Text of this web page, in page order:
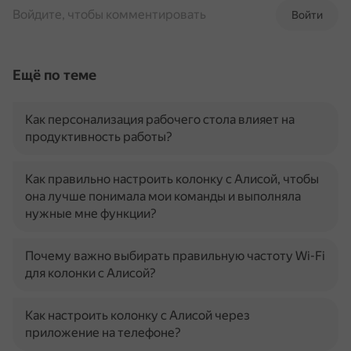
Войти
Войдите, чтобы комментировать
Ещё по теме
Как персонализация рабочего стола влияет на
продуктивность работы?
Как правильно настроить колонку с Алисой, чтобы
она лучше понимала мои команды и выполняла
нужные мне функции?
Почему важно выбирать правильную частоту Wi-Fi
для колонки с Алисой?
Как настроить колонку с Алисой через
приложение на телефоне?